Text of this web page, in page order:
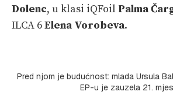
Dolenc, u klasi iQFoil Palma
ILCA 6Elena Vorobeva.
Pred njom je budućnost: mlada Ursula
EP-u je zauzela 21.